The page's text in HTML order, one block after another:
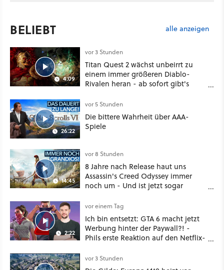
BELIEBT alle anzeigen
4:09
vor 3 Stunden
Titan Quest 2 wächst unbeirrt zu
einem immer größeren Diablo-
Rivalen heran - ab sofort gibt's
Klasse
26:22
vor 5 Stunden
Die bittere Wahrheit über AAA-
Spiele
14:45
vor 8 Stunden
8 Jahre nach Release haut uns
Assassin's Creed Odyssey immer
noch um - Und ist jetzt sogar
2:22
vor einem Tag
Ich bin entsetzt: GTA 6 macht jetzt
Werbung hinter der Paywall?! -
Phils erste Reaktion auf den Netflix-
vor 3 Stunden